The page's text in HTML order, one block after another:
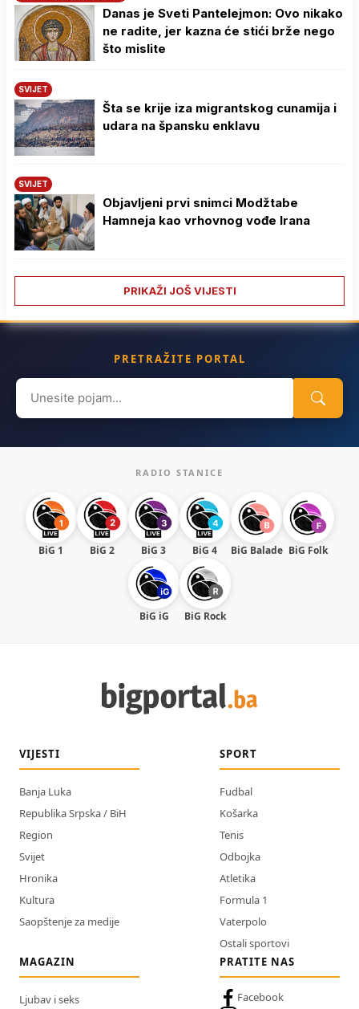
Danas je Sveti Pantelejmon: Ovo nikako
ne radite, jer kazna će stići brže nego
što mislite
SVIJET
Šta se krije iza migrantskog cunamija i
udara na špansku enklavu
SVIJET
Objavljeni prvi snimci Modžtabe
Hamneja kao vrhovnog vođe Irana
PRIKAŽI JOŠ VIJESTI
PRETRAŽITE PORTAL
Search
for:
RADIO STANICE
BiG 1 BiG 2 BiG 3 BiG 4 BiG Balade BiG Folk
BiG iG BiG Rock
VIJESTI
Banja Luka
Republika Srpska / BiH
Region
Svijet
Hronika
Kultura
Saopštenje za medije
SPORT
Fudbal
Košarka
Tenis
Odbojka
Atletika
Formula 1
Vaterpolo
Ostali sportovi
MAGAZIN
Ljubav i seks
PRATITE NAS
Facebook